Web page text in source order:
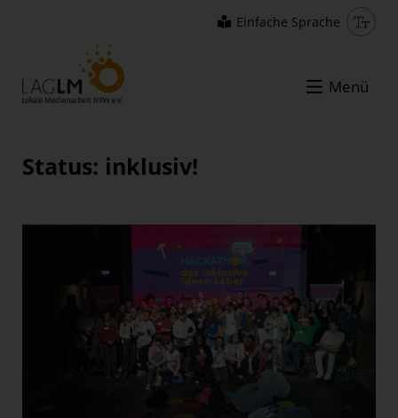
Einfache Sprache
Menü
Status: inklusiv!